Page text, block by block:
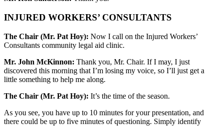
INJURED WORKERS’ CONSULTANTS
The Chair (Mr. Pat Hoy): Now I call on the Injured Workers’
Consultants community legal aid clinic.
Mr. John McKinnon: Thank you, Mr. Chair. If I may, I just
discovered this morning that I’m losing my voice, so I’ll just get a
little something to help me along.
The Chair (Mr. Pat Hoy): It’s the time of the season.
As you see, you have up to 10 minutes for your presentation, and
there could be up to five minutes of questioning. Simply identify